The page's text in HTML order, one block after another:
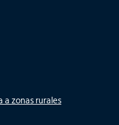
a zonas rurales